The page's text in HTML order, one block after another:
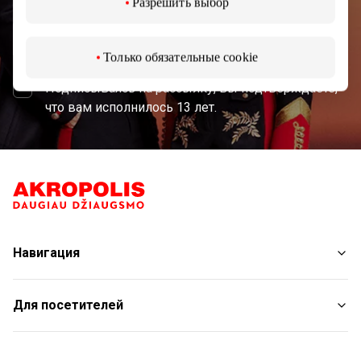
Только обязательные cookie
Подписываясь на рассылку, вы подтверждаете,
что вам исполнилось 13 лет.
Навигация
Магазины
Услуги
Рестораны
Для посетителей
План торгового центра